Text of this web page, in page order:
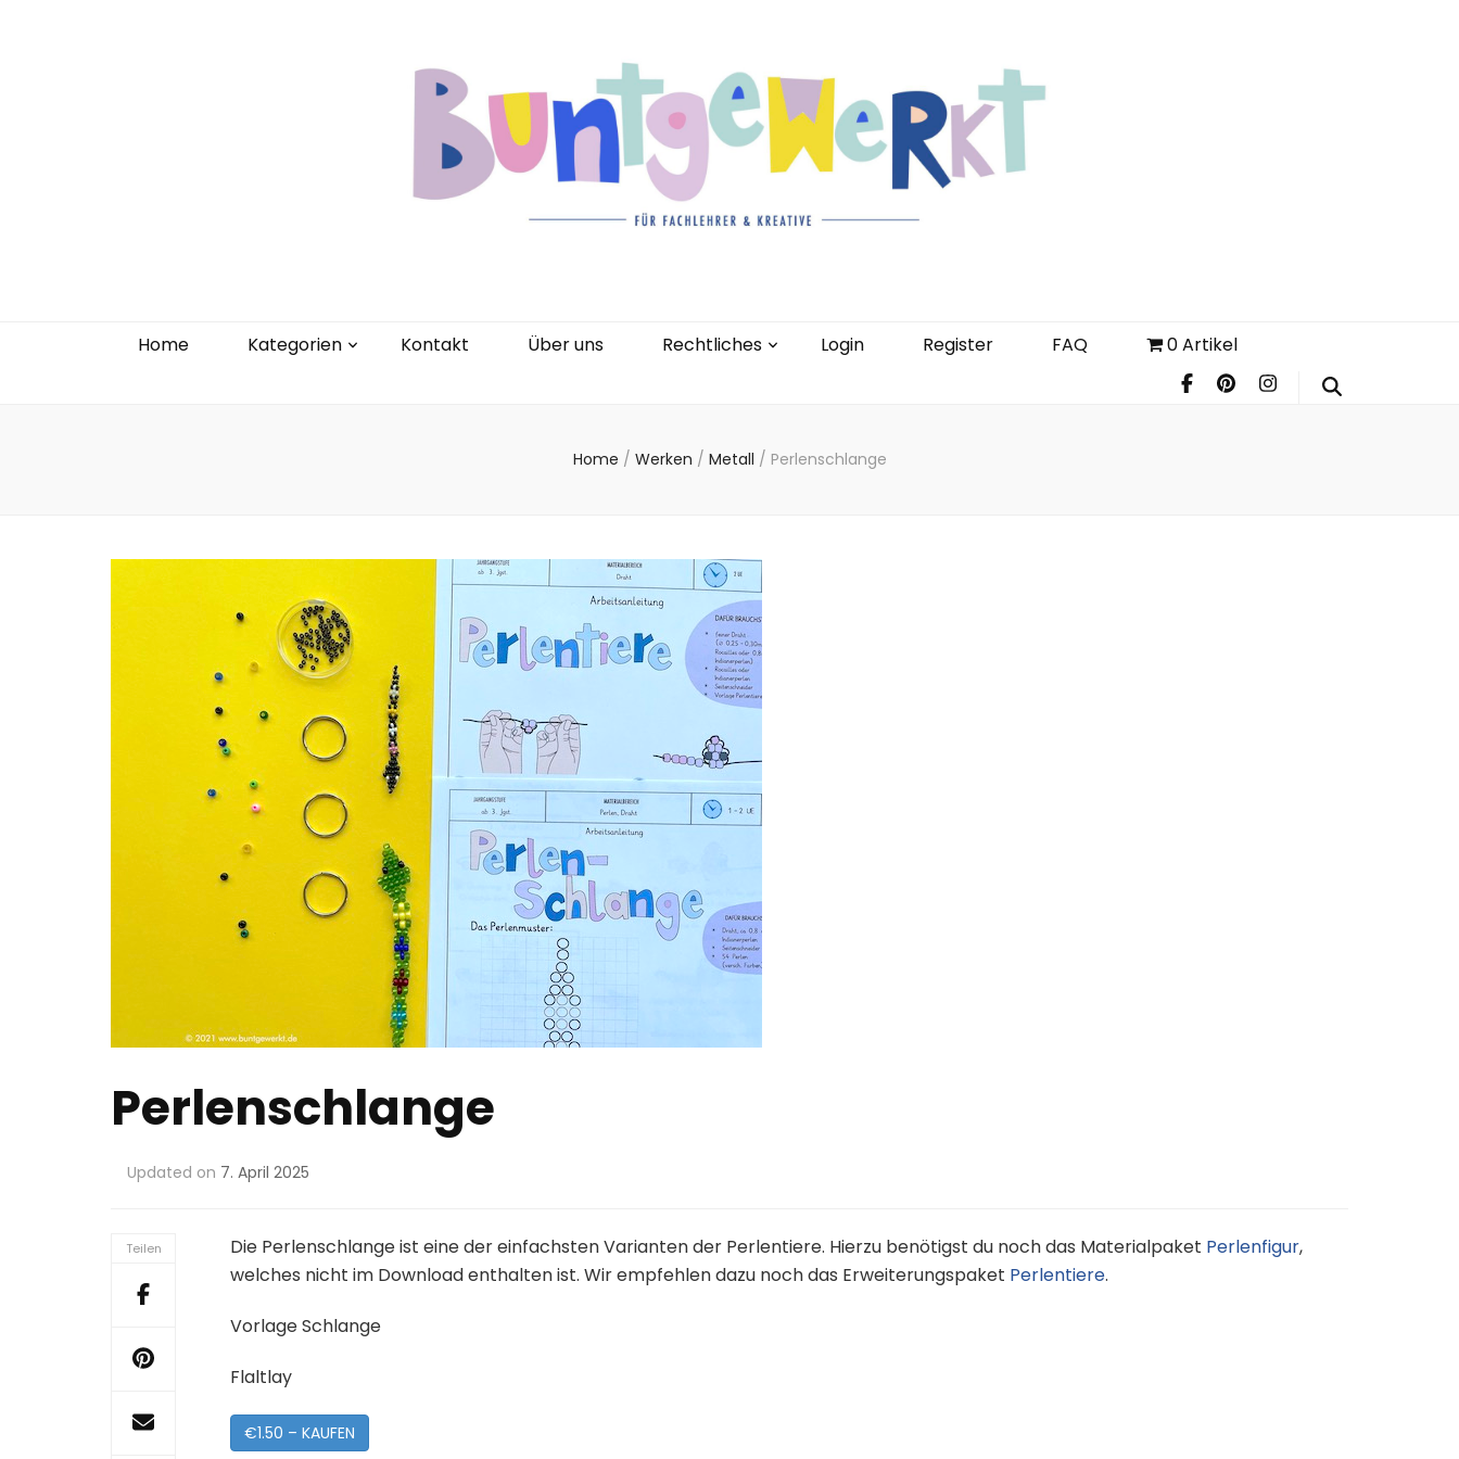
Home Kategorien Kontakt Über uns Rechtliches Login Register FAQ 0 Artikel
Home / Werken / Metall / Perlenschlange
Perlenschlange
Updated on 7. April 2025
Teilen Die Perlenschlange ist eine der einfachsten Varianten der Perlentiere. Hierzu benötigst du noch das Materialpaket Perlenfigur,
welches nicht im Download enthalten ist. Wir empfehlen dazu noch das Erweiterungspaket Perlentiere.
Vorlage Schlange
Flaltlay
€1.50 – KAUFEN